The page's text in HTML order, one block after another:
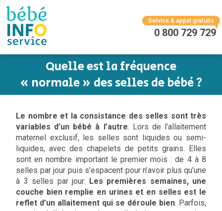
Service & appel gratuits
0 800 729 729
Quelle est la fréquence
« normale » des selles de bébé ?
Le nombre et la consistance des selles sont très
variables d’un bébé à l’autre. Lors de l’allaitement
maternel exclusif, les selles sont liquides ou semi-
liquides, avec des chapelets de petits grains. Elles
sont en nombre important le premier mois : de 4 à 8
selles par jour puis s’espacent pour n’avoir plus qu’une
à 3 selles par jour. Les premières semaines, une
couche bien remplie en urines et en selles est le
reflet d’un allaitement qui se déroule bien. Parfois,